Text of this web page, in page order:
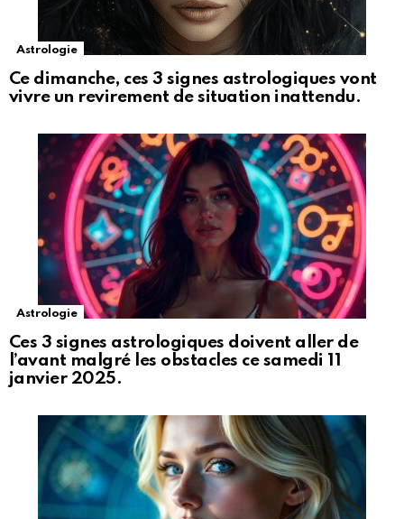
Astrologie
Ce dimanche, ces 3 signes astrologiques vont
vivre un revirement de situation inattendu.
Astrologie
Ces 3 signes astrologiques doivent aller de
l’avant malgré les obstacles ce samedi 11
janvier 2025.